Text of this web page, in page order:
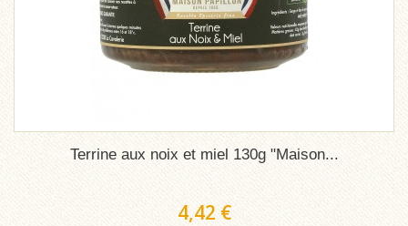
Terrine aux noix et miel 130g "Maison...
4,42 €